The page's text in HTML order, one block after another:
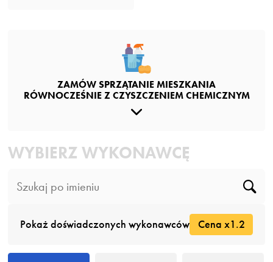
ZAMÓW SPRZĄTANIE MIESZKANIA
RÓWNOCZEŚNIE Z CZYSZCZENIEM CHEMICZNYM
WYBIERZ WYKONAWCĘ
Pokaż doświadczonych wykonawców Cena x1.2